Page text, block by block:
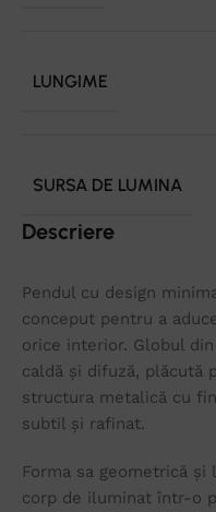
LUNGIME
SURSA DE LUMINA
Descriere
Pendul cu design
conceput pentru a
orice interior. Globul
caldă și difuză, plăcută
structura metalică cu
subtil și rafinat.
Forma sa geometrică
corp de iluminat într-o